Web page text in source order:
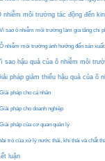
nhiễm môi trường tác động đến
sao ô nhiễm môi trường làm gia tăng chi
nhiễm môi trường ảnh hưởng đến sản
sao hậu quả của ô nhiễm môi
pháp giảm thiểu hậu quả của ô
pháp cho cá nhân
pháp cho doanh nghiệp
pháp của cơ quan quản lý
trò của xử lý nước thải, khí thải và chất
luận